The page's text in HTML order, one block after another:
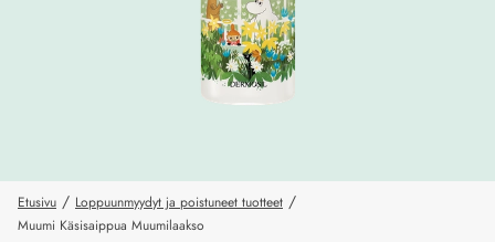
Etusivu / Loppuunmyydyt ja poistuneet tuotteet /
Muumi Käsisaippua Muumilaakso